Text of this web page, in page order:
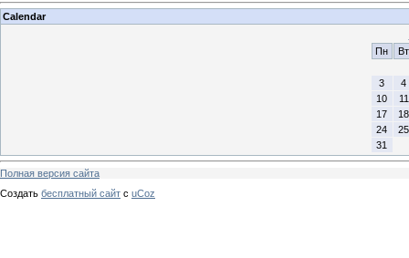
Calendar
Пн
Вт
3
4
10
11
17
18
24
25
31
Полная версия сайта
Создать бесплатный сайт с uCoz